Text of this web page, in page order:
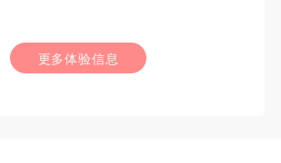
更多体验信息